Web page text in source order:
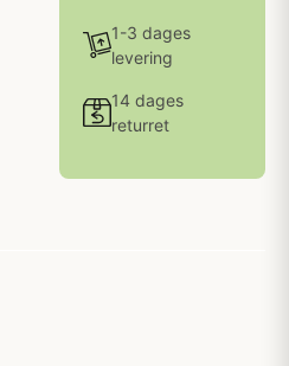
1-3 dages
levering
14 dages
returret